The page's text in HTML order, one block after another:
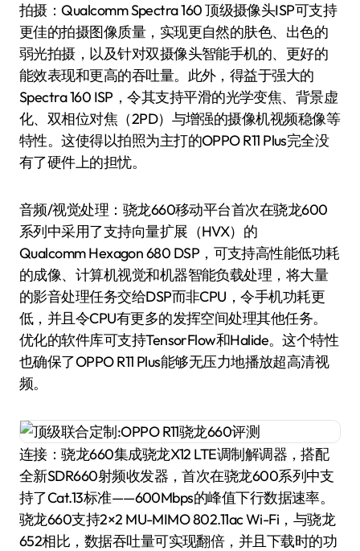
拍摄：Qualcomm Spectra 160 顶级摄像头ISP可支持
更佳的拍摄图像质量，实现更自然的肤色、出色的
弱光拍摄，以及针对双摄像头智能手机的、更好的
能效表现和更高的吞吐量。此外，得益于强大的
Spectra 160 ISP，令其支持平滑的光学变焦、背景虚
化、双相位对焦（2PD）与增强的摄像机视频稳像等
特性。这使得以拍照为主打的OPPO R11 Plus完全没
有了硬件上的担忧。
音频/视觉处理：骁龙660移动平台首次在骁龙600
系列中采用了支持向量扩展（HVX）的
Qualcomm Hexagon 680 DSP，可支持高性能低功耗
的成像、计算机视觉和机器智能负载处理，将大量
的影音处理任务交给DSP而非CPU，令手机功耗更
低，并且令CPU有更多的发挥空间处理其他任务。
优化的软件库可支持TensorFlow和Halide。这个特性
也确保了OPPO R11 Plus能够无压力地播放超高清视
频。
连接：骁龙660集成骁龙X12 LTE调制解调器，搭配
全新SDR660射频收发器，首次在骁龙600系列中支
持了Cat.13标准——600Mbps的峰值下行数据速率。
骁龙660支持2×2 MU-MIMO 802.11ac Wi-Fi，与骁龙
652相比，数据吞吐量可实现翻倍，并且下载时的功